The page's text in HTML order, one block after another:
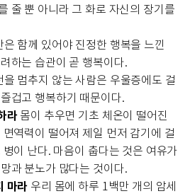
줄 뿐 아니라 그 화로 자신의 장기를
은 함께 있어야 진정한 행복을 느낀
하는 습관이 곧 행복이다.
을 멈추지 않는 사람은 우울증에도 걸
겁고 행복하기 때문이다.
라몸이 추우면 기초 체온이 떨어진
역력이 떨어져 제일 먼저 감기에 걸
이 난다. 마음이 춥다는 것은 여유가
과 분노가 많다는 것이다.
마라 우리 몸에 하루 1백만 개의 암세